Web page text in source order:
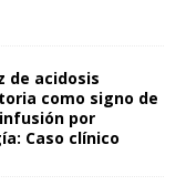
de acidosis
como signo de
por
Caso clínico